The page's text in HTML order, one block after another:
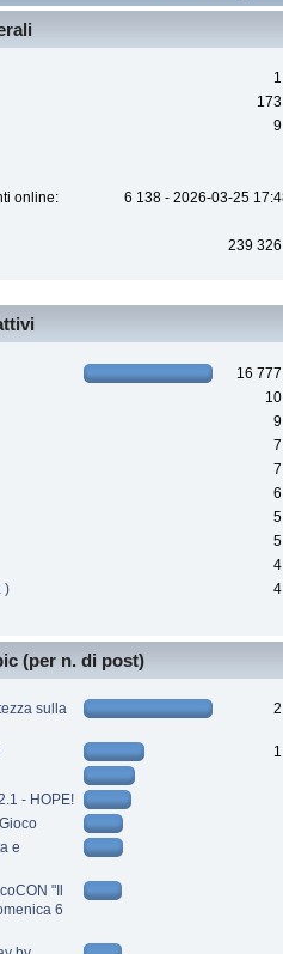
online:
6 138 - 2026-03-25
239
16
)
(per n. di post)
sulla
- HOPE!
e
"Il
6